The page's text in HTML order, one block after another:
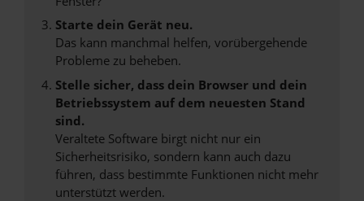
Starte dein Gerät neu.
Das kann manchmal helfen, vorübergehende
Probleme zu beheben.
Stelle sicher, dass dein Browser und dein
Betriebssystem auf dem neuesten Stand
sind.
Veraltete Software birgt nicht nur ein
Sicherheitsrisiko, sondern kann auch dazu
führen, dass bestimmte Funktionen nicht mehr
unterstützt werden.